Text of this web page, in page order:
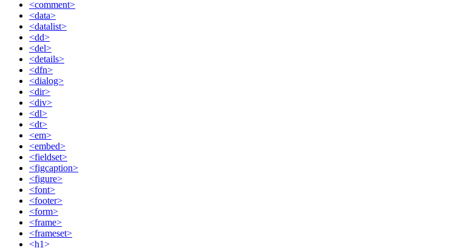
<comment>
<data>
<datalist>
<dd>
<del>
<details>
<dfn>
<dialog>
<dir>
<div>
<dl>
<dt>
<em>
<embed>
<fieldset>
<figcaption>
<figure>
<font>
<footer>
<form>
<frame>
<frameset>
<h1>